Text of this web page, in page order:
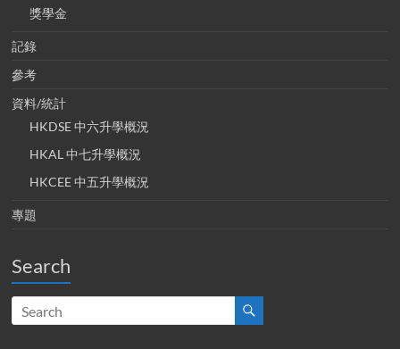
獎學金
記錄
參考
資料/統計
HKDSE 中六升學概況
HKAL 中七升學概況
HKCEE 中五升學概況
專題
Search